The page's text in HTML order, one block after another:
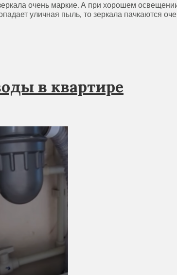
очень маркие. А при хорошем
уличная пыль, то зеркала пачкаются
в квартире